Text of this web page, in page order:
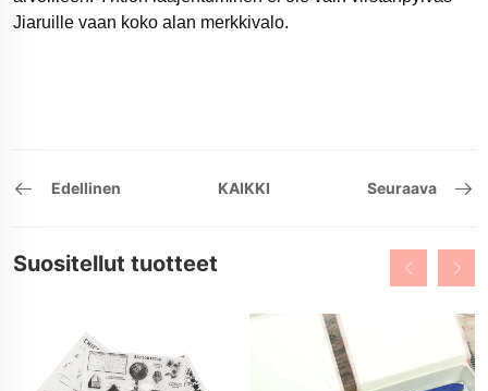
Jiaruille vaan koko alan merkkivalo.
Edellinen KAIKKI Seuraava
Suositellut tuotteet